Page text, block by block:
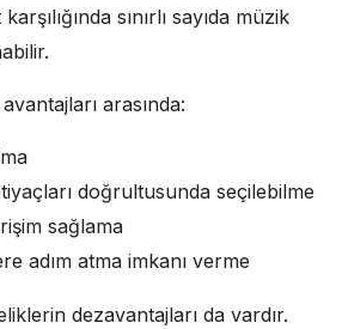
sınırlı sayıda müzik
arasında:
doğrultusunda seçilebilme
sağlama
adım atma imkanı verme
dezavantajları da vardır.